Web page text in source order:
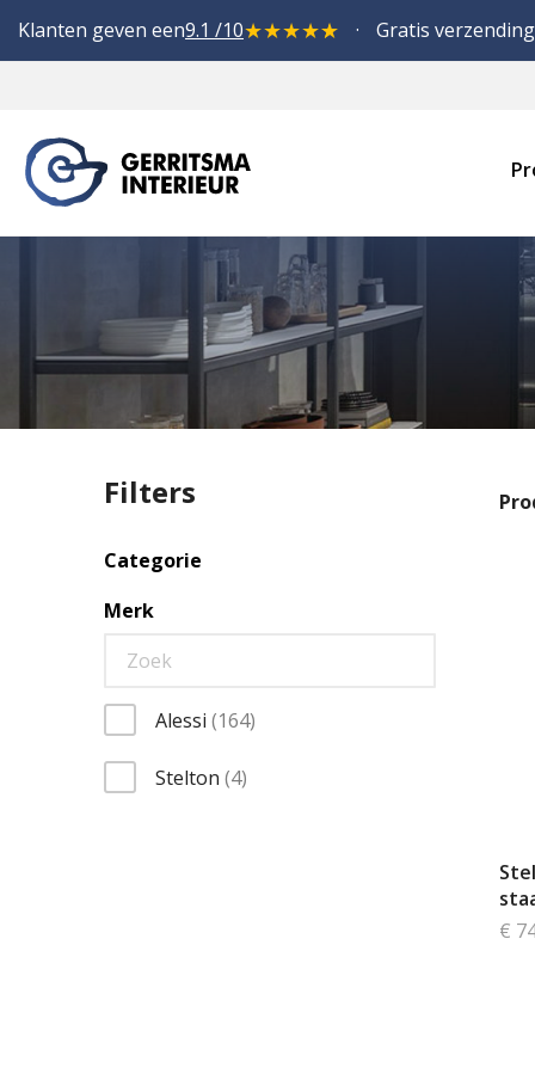
Klanten geven een9.1 /10★★★★★ Gratis
€
Filters
Categorie
Merk
Alessi 164items
Stelton 4items